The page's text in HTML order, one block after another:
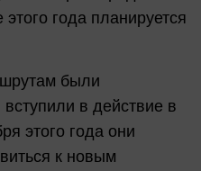
года планируется
были
в действие в
этого года они
к новым